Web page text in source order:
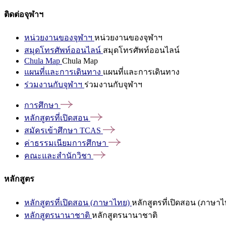
ติดต่อจุฬาฯ
หน่วยงานของจุฬาฯ หน่วยงานของจุฬาฯ
สมุดโทรศัพท์ออนไลน์ สมุดโทรศัพท์ออนไลน์
Chula Map Chula Map
แผนที่และการเดินทาง แผนที่และการเดินทาง
ร่วมงานกับจุฬาฯ ร่วมงานกับจุฬาฯ
การศึกษา
หลักสูตรที่เปิดสอน
สมัครเข้าศึกษา TCAS
ค่าธรรมเนียมการศึกษา
คณะและสำนักวิชา
หลักสูตร
หลักสูตรที่เปิดสอน (ภาษาไทย) หลักสูตรที่เปิดสอน (ภาษาไ
หลักสูตรนานาชาติ หลักสูตรนานาชาติ